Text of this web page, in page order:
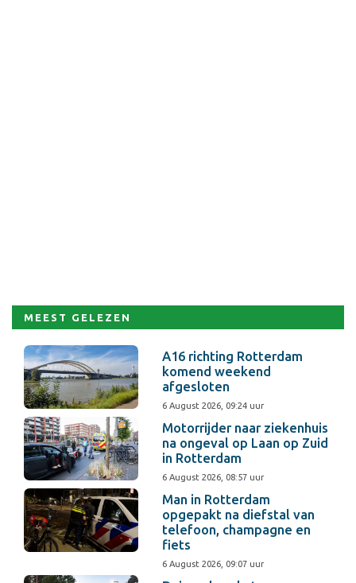
MEEST GELEZEN
A16 richting Rotterdam
komend weekend
afgesloten
6 August 2026, 09:24 uur
Motorrijder naar ziekenhuis
na ongeval op Laan op Zuid
in Rotterdam
6 August 2026, 08:57 uur
Man in Rotterdam
opgepakt na diefstal van
telefoon, champagne en
fiets
6 August 2026, 09:07 uur